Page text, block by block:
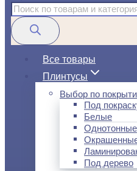
Поиск
товаров
Все товары
Плинтусы
Выбор по
Под
Белые
Однотонные
Под дерево